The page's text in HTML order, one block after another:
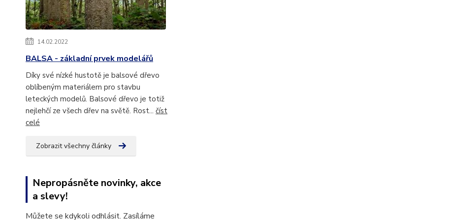
14.02.2022
BALSA - základní prvek modelářů
Díky své nízké hustotě je balsové dřevo
oblíbeným materiálem pro stavbu
leteckých modelů. Balsové dřevo je totiž
nejlehčí ze všech dřev na světě. Rost... číst
celé
Zobrazit všechny články
Nepropásněte novinky, akce
a slevy!
Můžete se kdykoli odhlásit. Zasíláme